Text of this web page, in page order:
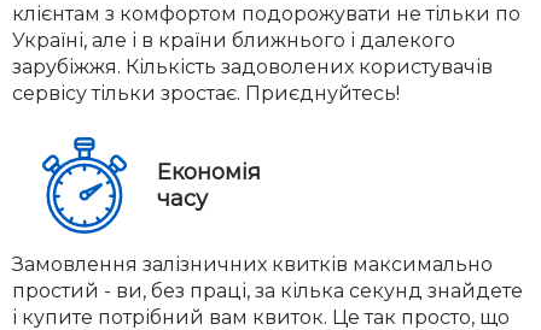
клієнтам з комфортом подорожувати не тільки по
Україні, але і в країни ближнього і далекого
зарубіжжя. Кількість задоволених користувачів
сервісу тільки зростає. Приєднуйтесь!
Економія
часу
Замовлення залізничних квитків максимально
простий - ви, без праці, за кілька секунд знайдете
і купите потрібний вам квиток. Це так просто, що